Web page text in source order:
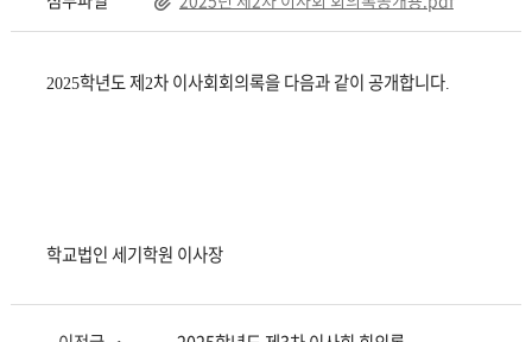
2025학년도 제2차 이사회회의록을 다음과 같이 공개합니다.
학교법인 세기학원 이사장